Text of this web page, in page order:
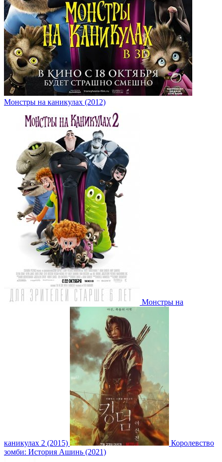
Монстры на каникулах (2012)
Монстры на
каникулах 2 (2015)
Королевство
зомби: История Ашинь (2021)